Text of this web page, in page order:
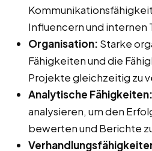
Influencern und internen
Organisation: Starke
Fähigkeiten und die
Projekte gleichzeitig zu
Analytische Fähigkeiten:
analysieren, um den
bewerten und Berichte